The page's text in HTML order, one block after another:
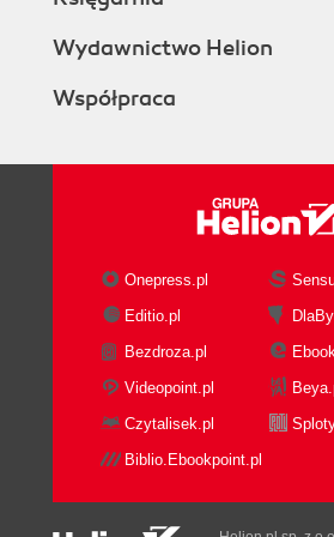
Wydawnictwo Helion
Współpraca
Onepress.pl
Editio.pl
Bezdroza.pl
Videopoint.pl
Czytalisek.pl
Biblio.Ebookpoint.pl